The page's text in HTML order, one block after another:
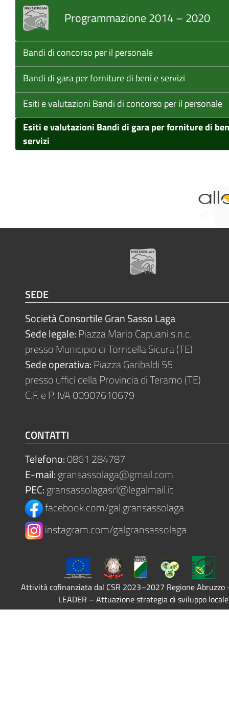
Programmazione 2014 – 2020
Bandi di concorso per il personale
Bandi di gara per forniture di beni e servizi
Esiti e valutazioni Bandi di concorso per il personale
Esiti e valutazioni Bandi di gara per forniture di
servizi
SEDE
Società Consortile Gran Sasso Laga
Sede legale:Piazza Mario Capuani s.n.c.
presso Municipio di Torricella Sicura (TE)
Sede operativa:Piazza Garibaldi 55
presso uffici della Provincia di Teramo (TE)
C.F. e P. IVA 00907610679
CONTATTI
Telefono:0861 284787
E-mail:gransassolaga@gmail.com
PEC:gransassolagasrl@legalmail.it
facebook.com/gal.gransassolaga
instagram.com/galgransassolaga
Attività cofinanziata dal CSR 2023–2027 Regione Abruzzo
LEADER – Attuazione strategia di sviluppo locale